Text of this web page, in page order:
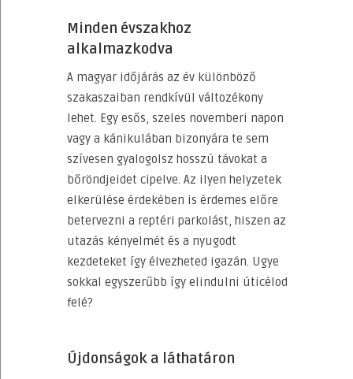
Minden évszakhoz
alkalmazkodva
A magyar időjárás az év különböző
szakaszaiban rendkívül változékony
lehet. Egy esős, szeles novemberi napon
vagy a kánikulában bizonyára te sem
szívesen gyalogolsz hosszú távokat a
bőröndjeidet cipelve. Az ilyen helyzetek
elkerülése érdekében is érdemes előre
betervezni a reptéri parkolást, hiszen az
utazás kényelmét és a nyugodt
kezdeteket így élvezheted igazán. Ugye
sokkal egyszerűbb így elindulni úticélod
felé?
Újdonságok a láthatáron